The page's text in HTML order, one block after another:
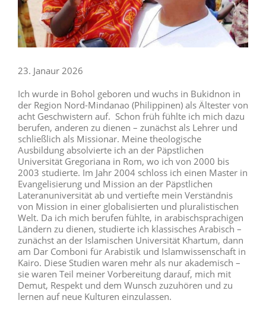
23. Janaur 2026
Ich wurde in Bohol geboren und wuchs in Bukidnon in
der Region Nord-Mindanao (Philippinen) als Ältester von
acht Geschwistern auf. Schon früh fühlte ich mich dazu
berufen, anderen zu dienen – zunächst als Lehrer und
schließlich als Missionar. Meine theologische
Ausbildung absolvierte ich an der Päpstlichen
Universität Gregoriana in Rom, wo ich von 2000 bis
2003 studierte. Im Jahr 2004 schloss ich einen Master in
Evangelisierung und Mission an der Päpstlichen
Lateranuniversität ab und vertiefte mein Verständnis
von Mission in einer globalisierten und pluralistischen
Welt. Da ich mich berufen fühlte, in arabischsprachigen
Ländern zu dienen, studierte ich klassisches Arabisch –
zunächst an der Islamischen Universität Khartum, dann
am Dar Comboni für Arabistik und Islamwissenschaft in
Kairo. Diese Studien waren mehr als nur akademisch –
sie waren Teil meiner Vorbereitung darauf, mich mit
Demut, Respekt und dem Wunsch zuzuhören und zu
lernen auf neue Kulturen einzulassen.